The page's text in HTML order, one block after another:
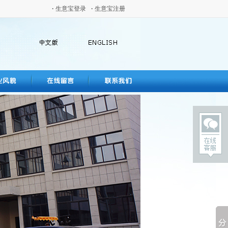
· 生意宝登录 · 生意宝注册